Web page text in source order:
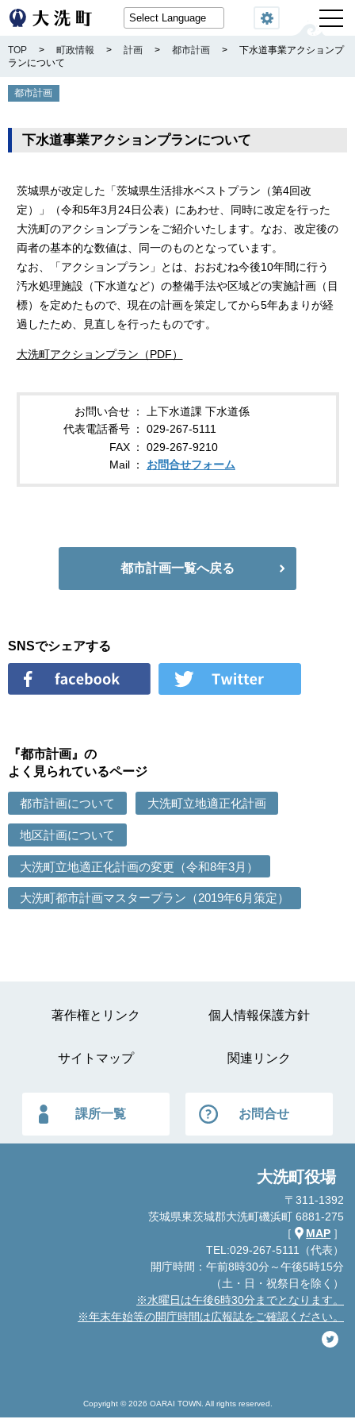
閲覧機能
TOP > 町政情報 > 計画 > 都市計画 >
下水道事業アクションプ
ランについて
都市計画
下水道事業アクションプランについて
茨城県が改定した「茨城県生活排水ベストプラン（第4回改
定）」（令和5年3月24日公表）にあわせ、同時に改定を行った
大洗町のアクションプランをご紹介いたします。なお、改定後の
両者の基本的な数値は、同一のものとなっています。
なお、「アクションプラン」とは、おおむね今後10年間に行う
汚水処理施設（下水道など）の整備手法や区域どの実施計画（目
標）を定めたもので、現在の計画を策定してから5年あまりが経
過したため、見直しを行ったものです。
大洗町アクションプラン（PDF）
お問い合せ
上下水道課 下水道係
代表電話番号
029-267-5111
FAX
029-267-9210
Mail
お問合せフォーム
都市計画一覧へ戻る
SNSでシェアする
『都市計画』の
よく見られているページ
都市計画について 大洗町立地適正化計画
地区計画について
大洗町立地適正化計画の変更（令和8年3月）
大洗町都市計画マスタープラン（2019年6月策定）
著作権とリンク 個人情報保護方針
サイトマップ 関連リンク
課所一覧 お問合せ
大洗町役場
〒311-1392
茨城県東茨城郡大洗町磯浜町 6881-275
［
MAP ］
TEL:029-267-5111（代表）
開庁時間：午前8時30分～午後5時15分
（土・日・祝祭日を除く）
※水曜日は午後6時30分までとなります。
※年末年始等の開庁時間は広報誌をご確認ください。
Copyright © 2026 OARAI TOWN. All rights reserved.